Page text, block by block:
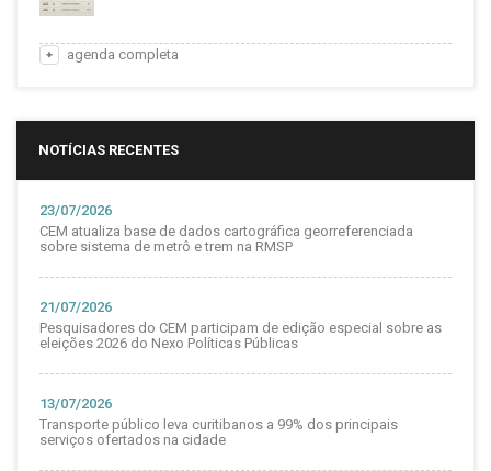
agenda completa
NOTÍCIAS RECENTES
23/07/2026
CEM atualiza base de dados cartográfica georreferenciada
sobre sistema de metrô e trem na RMSP
21/07/2026
Pesquisadores do CEM participam de edição especial sobre as
eleições 2026 do Nexo Políticas Públicas
13/07/2026
Transporte público leva curitibanos a 99% dos principais
serviços ofertados na cidade